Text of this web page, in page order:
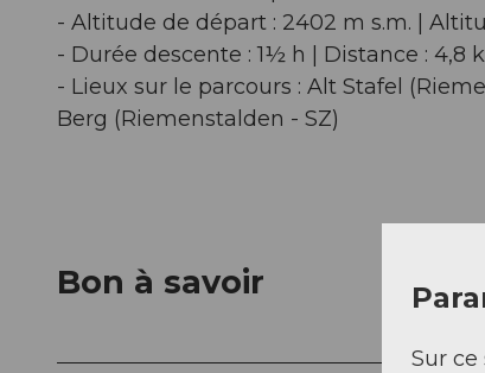
- Altitude de départ : 2402 m s.m. |
- Durée descente : 1½ h | Distance : 4,8
- Lieux sur le parcours : Alt Stafel
Berg (Riemenstalden - SZ)
Bon à savoir
Sur